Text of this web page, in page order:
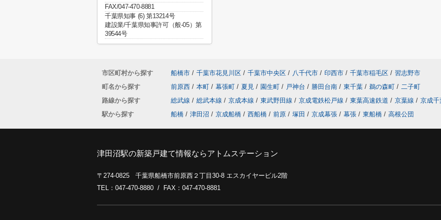
FAX/047-470-8881
千葉県知事 (6) 第13214号
建設業/千葉県知事許可（般-05）第
39544号
市区町村から探す 船橋市 / 千葉市花見川区 / 千葉市中央区 / 八千代市 / 印西市 / 千葉市稲毛区 / 習志野市
町名から探す
前原西 / 本町 / 幕張町 / 夏見 / 園生町 / 戸神台 / 勝田台南 / 東千葉 / 鵜の森町 / 二子町
路線から探す
総武線 / 総武本線 / 京成本線 / 東武野田線 / 京成電鉄松戸線 / 東葉高速鉄道 / 京葉線 / 京成千
駅から探す
船橋 / 津田沼 / 京成船橋 / 西船橋 / 前原 / 塚田 / 京成幕張 / 幕張 / 東船橋 / 高根公団
津田沼駅の新築戸建て情報ならアトムステーション
〒274-0825 千葉県船橋市前原西２丁目30-8 エスカイヤービル2階
TEL：047-470-8880 / FAX：047-470-8881